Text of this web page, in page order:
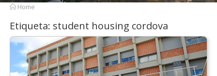
Home
Etiqueta: student housing cordova